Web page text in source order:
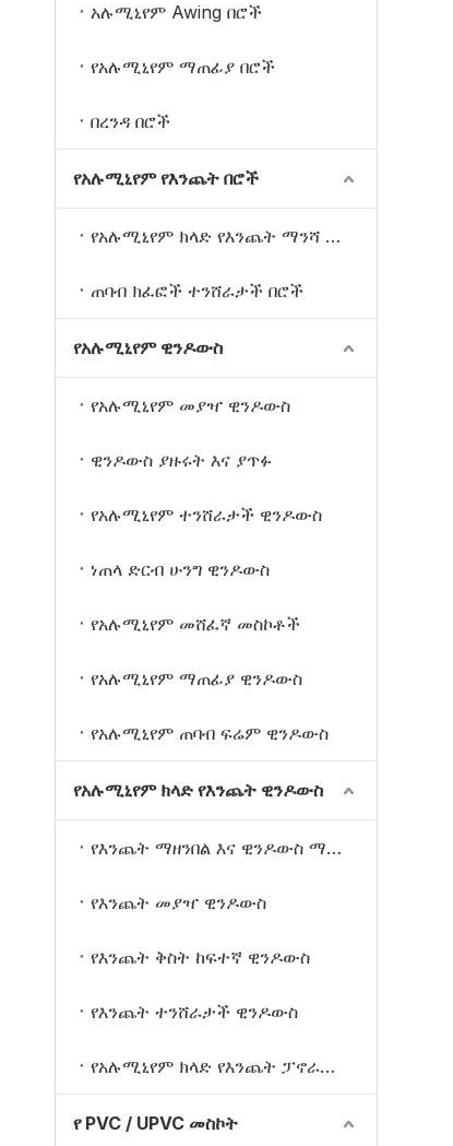
አሉሚኒየም Awing በሮች
የአሉሚኒየም ማጠፊያ በሮች
በረንዳ በሮች
የአሉሚኒየም የእንጨት በሮች
የአሉሚኒየም ክላድ የእንጨት ማንሻ እና ተንሸራታች በሮች
ጠባብ ክፈፎች ተንሸራታች በሮች
የአሉሚኒየም ዊንዶውስ
የአሉሚኒየም መያዣ ዊንዶውስ
ዊንዶውስ ያዙሩት እና ያጥፉ
የአሉሚኒየም ተንሸራታች ዊንዶውስ
ነጠላ ድርብ ሁንግ ዊንዶውስ
የአሉሚኒየም መሸፈኛ መስኮቶች
የአሉሚኒየም ማጠፊያ ዊንዶውስ
የአሉሚኒየም ጠባብ ፍሬም ዊንዶውስ
የአሉሚኒየም ክላድ የእንጨት ዊንዶውስ
የእንጨት ማዘንበል እና ዊንዶውስ ማዞር
የእንጨት መያዣ ዊንዶውስ
የእንጨት ቅስት ከፍተኛ ዊንዶውስ
የእንጨት ተንሸራታች ዊንዶውስ
የአሉሚኒየም ክላድ የእንጨት ፓኖራሚክ ዊንዶውስ
የ PVC / UPVC መስኮት